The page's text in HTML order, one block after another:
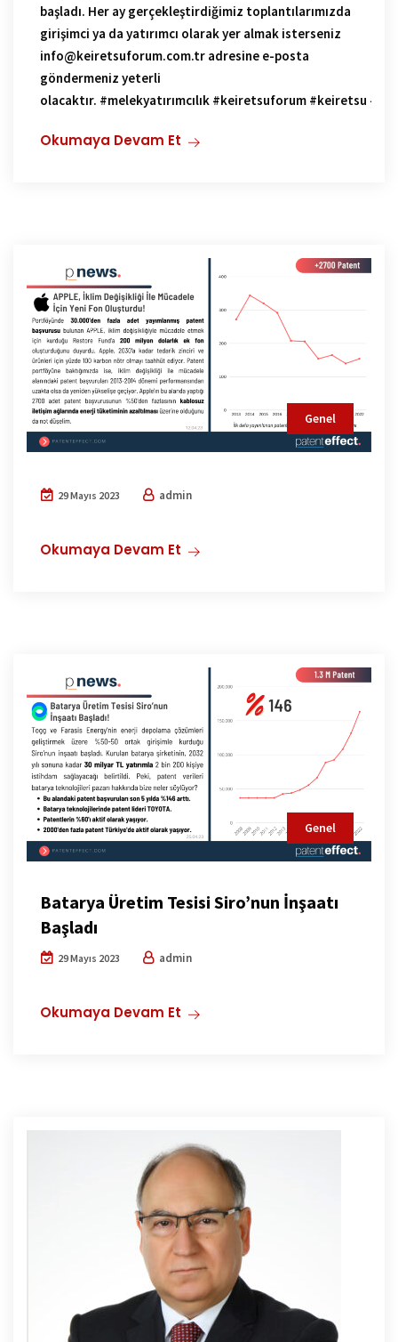
başladı. Her ay gerçekleştirdiğimiz toplantılarımızda
girişimci ya da yatırımcı olarak yer almak isterseniz
info@keiretsuforum.com.tr adresine e-posta
göndermeniz yeterli
olacaktır. #melekyatırımcılık #keiretsuforum #keiretsu
Okumaya Devam Et
Genel
29 Mayıs 2023 admin
Okumaya Devam Et
Genel
Batarya Üretim Tesisi Siro’nun İnşaatı
Başladı
29 Mayıs 2023 admin
Okumaya Devam Et